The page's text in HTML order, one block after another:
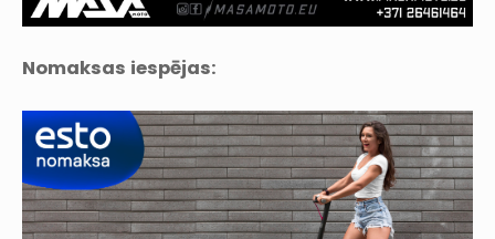
Nomaksas iespējas: